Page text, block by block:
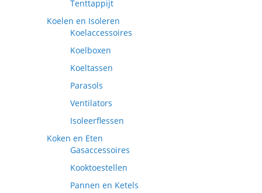
Tenttappijt
Koelen en Isoleren
Koelaccessoires
Koelboxen
Koeltassen
Parasols
Ventilators
Isoleerflessen
Koken en Eten
Gasaccessoires
Kooktoestellen
Pannen en Ketels